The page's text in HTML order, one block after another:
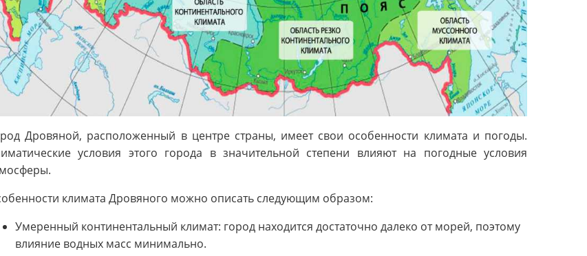
Дровяной, расположенный в центре страны, имеет свои особенности климата и погоды.
условия этого города в значительной степени влияют на погодные условия
климата Дровяного можно описать следующим образом:
Умеренный континентальный климат: город находится достаточно далеко от морей, поэтому
влияние водных масс минимально.